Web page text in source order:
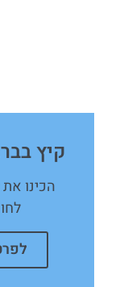
קיץ
הכינו